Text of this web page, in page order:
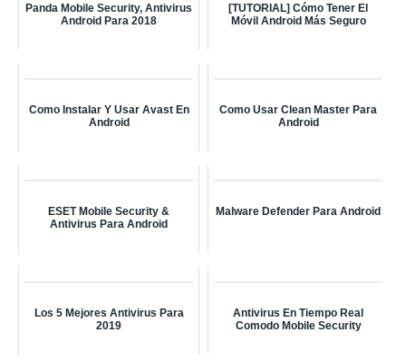
Panda Mobile Security, Antivirus
Android Para 2018
[TUTORIAL] Cómo Tener El
Móvil Android Más Seguro
Como Instalar Y Usar Avast En
Android
Como Usar Clean Master Para
Android
ESET Mobile Security &
Antivirus Para Android
Malware Defender Para Android
Los 5 Mejores Antivirus Para
2019
Antivirus En Tiempo Real
Comodo Mobile Security